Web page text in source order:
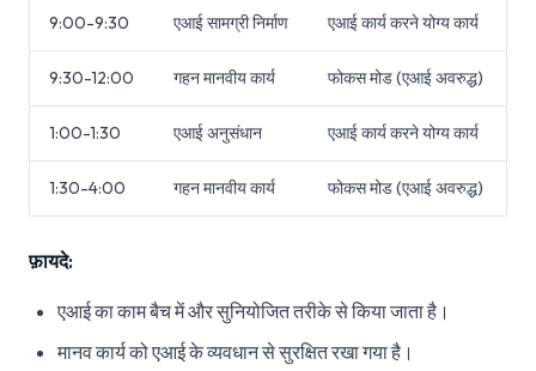
9:00-9:30 एआई सामग्री निर्माण एआई कार्य करने योग्य कार्य
9:30-12:00 गहन मानवीय कार्य फोकस मोड (एआई अवरुद्ध)
1:00-1:30 एआई अनुसंधान एआई कार्य करने योग्य कार्य
1:30-4:00 गहन मानवीय कार्य फोकस मोड (एआई अवरुद्ध)
फ़ायदे:
एआई का काम बैच में और सुनियोजित तरीके से किया जाता है।
मानव कार्य को एआई के व्यवधान से सुरक्षित रखा गया है।